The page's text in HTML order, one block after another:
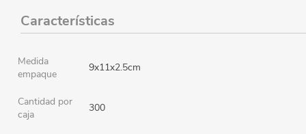
Características
Medida
empaque
9x11x2.5cm
Cantidad por
caja
300